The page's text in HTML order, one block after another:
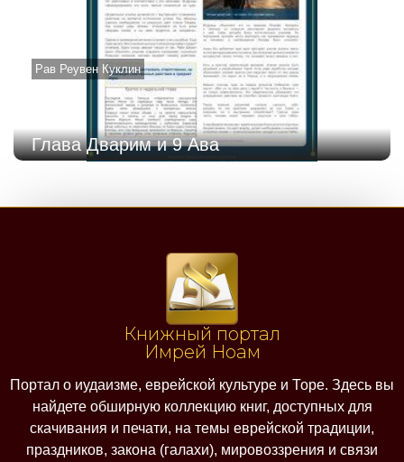
Рав Реувен Куклин
Глава Дварим и 9 Ава
Книжный портал
Имрей Ноам
Портал о иудаизме, еврейской культуре и Торе. Здесь вы
найдете обширную коллекцию книг, доступных для
скачивания и печати, на темы еврейской традиции,
праздников, закона (галахи), мировоззрения и связи